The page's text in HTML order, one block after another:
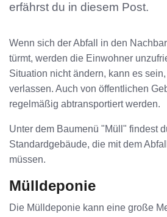
erfährst du in diesem Post.
Wenn sich der Abfall in den
türmt, werden die Einwohner
Situation nicht ändern, kann es
verlassen. Auch von öffentlichen
regelmäßig abtransportiert werden.
Unter dem Baumenü "Müll" findest
Standardgebäude, die mit dem
müssen.
Mülldeponie
Die Mülldeponie kann eine große